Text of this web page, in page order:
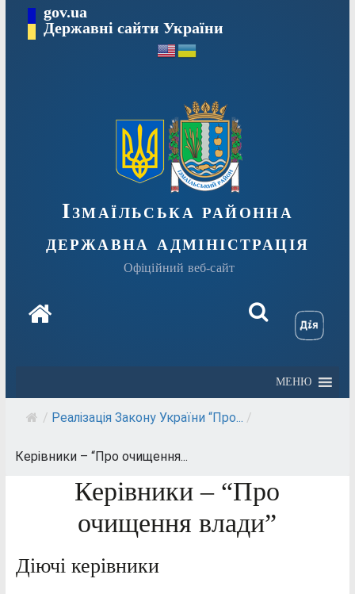
вмісту
gov.ua
Державні сайти України
Ізмаїльська районна
державна адміністрація
Офіційний веб-сайт
МЕНЮ
/ Реалізація Закону України “Про... /
Керівники – “Про очищення...
Керівники – “Про
очищення влади”
Діючі керівники